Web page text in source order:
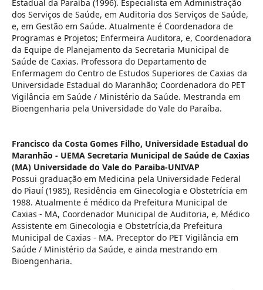
Estadual da Paraíba (1996). Especialista em Administração
dos Serviços de Saúde, em Auditoria dos Serviços de Saúde,
e, em Gestão em Saúde. Atualmente é Coordenadora de
Programas e Projetos; Enfermeira Auditora, e, Coordenadora
da Equipe de Planejamento da Secretaria Municipal de
Saúde de Caxias. Professora do Departamento de
Enfermagem do Centro de Estudos Superiores de Caxias da
Universidade Estadual do Maranhão; Coordenadora do PET
Vigilância em Saúde / Ministério da Saúde. Mestranda em
Bioengenharia pela Universidade do Vale do Paraíba.
Francisco da Costa Gomes Filho, Universidade Estadual do
Maranhão - UEMA Secretaria Municipal de Saúde de Caxias
(MA) Universidade do Vale do Paraiba-UNIVAP
Possui graduação em Medicina pela Universidade Federal
do Piauí (1985), Residência em Ginecologia e Obstetrícia em
1988. Atualmente é médico da Prefeitura Municipal de
Caxias - MA, Coordenador Municipal de Auditoria, e, Médico
Assistente em Ginecologia e Obstetrícia,da Prefeitura
Municipal de Caxias - MA. Preceptor do PET Vigilância em
Saúde / Ministério da Saúde, e ainda mestrando em
Bioengenharia.